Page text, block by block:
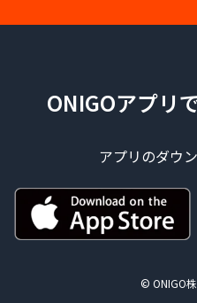
ONIGOアプリ
アプリのダウ
© ONIGO